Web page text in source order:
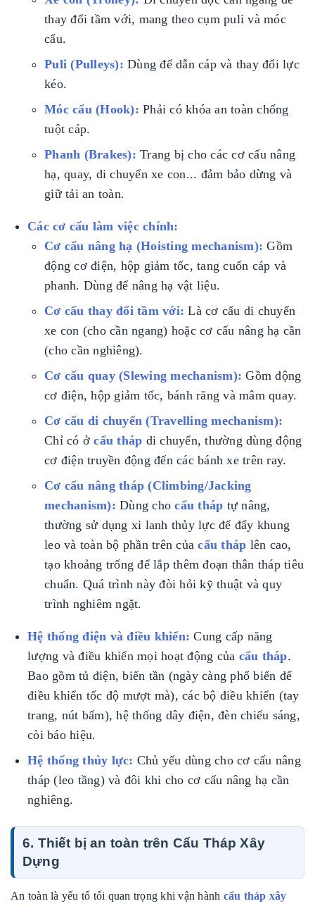
thay đổi tầm với, mang theo cụm puli và móc
cẩu.
Puli (Pulleys): Dùng để dẫn cáp và thay đổi lực
kéo.
Móc cẩu (Hook): Phải có khóa an toàn chống
tuột cáp.
Phanh (Brakes): Trang bị cho các cơ cấu nâng
hạ, quay, di chuyển xe con... đảm bảo dừng và
giữ tải an toàn.
Các cơ cấu làm việc chính:
Cơ cấu nâng hạ (Hoisting mechanism): Gồm
động cơ điện, hộp giảm tốc, tang cuốn cáp và
phanh. Dùng để nâng hạ vật liệu.
Cơ cấu thay đổi tầm với: Là cơ cấu di chuyển
xe con (cho cần ngang) hoặc cơ cấu nâng hạ cần
(cho cần nghiêng).
Cơ cấu quay (Slewing mechanism): Gồm động
cơ điện, hộp giảm tốc, bánh răng và mâm quay.
Cơ cấu di chuyển (Travelling mechanism):
Chỉ có ởcẩu tháp di chuyển, thường dùng động
cơ điện truyền động đến các bánh xe trên ray.
Cơ cấu nâng tháp (Climbing/Jacking
mechanism): Dùng chocẩu tháp tự nâng,
thường sử dụng xi lanh thủy lực để đẩy khung
leo và toàn bộ phần trên củacẩu tháp lên cao,
tạo khoảng trống để lắp thêm đoạn thân tháp tiêu
chuẩn. Quá trình này đòi hỏi kỹ thuật và quy
trình nghiêm ngặt.
Hệ thống điện và điều khiển: Cung cấp năng
lượng và điều khiển mọi hoạt động của cẩu tháp.
Bao gồm tủ điện, biến tần (ngày càng phổ biến để
điều khiển tốc độ mượt mà), các bộ điều khiển (tay
trang, nút bấm), hệ thống dây điện, đèn chiếu sáng,
còi báo hiệu.
Hệ thống thủy lực: Chủ yếu dùng cho cơ cấu nâng
tháp (leo tầng) và đôi khi cho cơ cấu nâng hạ cần
nghiêng.
6. Thiết bị an toàn trên Cẩu Tháp Xây
Dựng
An toàn là yếu tố tối quan trọng khi vận hành cẩu tháp xây